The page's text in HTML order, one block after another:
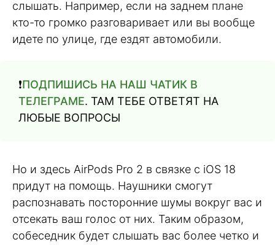
слышать. Например, если на заднем плане
кто-то громко разговаривает или вы вообще
идете по улице, где ездят автомобили.
❗️ПОДПИШИСЬ НА НАШ ЧАТИК В
ТЕЛЕГРАМЕ. ТАМ ТЕБЕ ОТВЕТЯТ НА
ЛЮБЫЕ ВОПРОСЫ
Но и здесь AirPods Pro 2 в связке с iOS 18
придут на помощь. Наушники смогут
распознавать посторонние шумы вокруг вас и
отсекать ваш голос от них. Таким образом,
собеседник будет слышать вас более четко и